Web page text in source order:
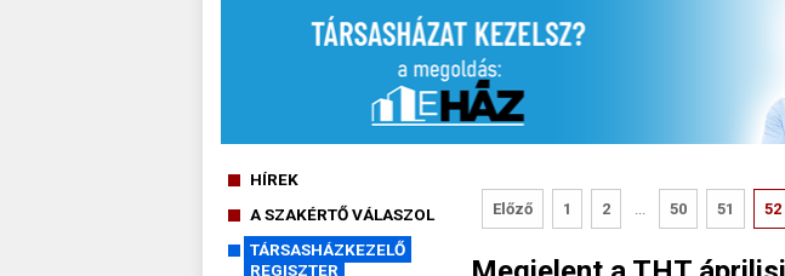
HÍREK
A SZAKÉRTŐ VÁLASZOL
TÁRSASHÁZKEZELŐ
REGISZTER
Előző 1 2 50 51 52